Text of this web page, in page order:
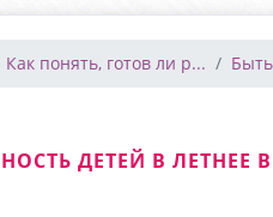
Как понять, готов ли р...
ДЕТЕЙ В ЛЕТНЕЕ